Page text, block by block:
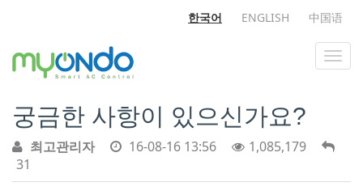
한국어 ENGLISH 中国语
궁금한 사항이 있으신가요?
최고관리자 16-08-16 13:56
1,085,179
31